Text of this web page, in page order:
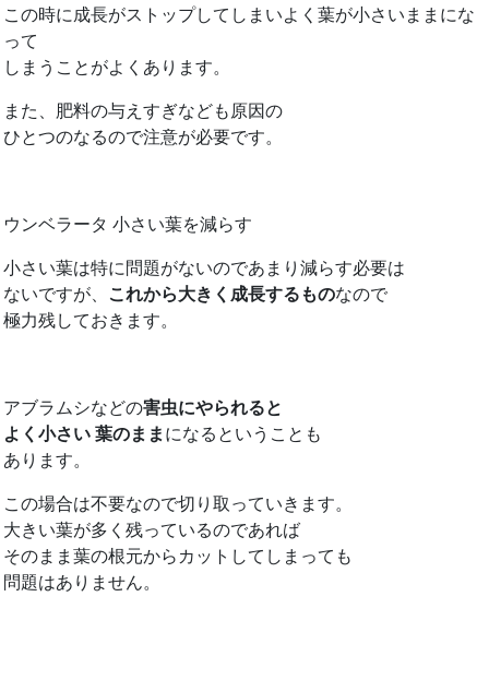
この時に成長がストップしてしまいよく葉が小さいままにな
って
しまうことがよくあります。
また、肥料の与えすぎなども原因の
ひとつのなるので注意が必要です。
ウンベラータ 小さい葉を減らす
小さい葉は特に問題がないのであまり減らす必要は
ないですが、
これから大きく成長するものなので
極力残しておきます。
アブラムシなどの害虫にやられると
よく小さい 葉のまま になるということも
あります。
この場合は不要なので切り取っていきます。
大きい葉が多く残っているのであれば
そのまま葉の根元からカットしてしまっても
問題はありません。